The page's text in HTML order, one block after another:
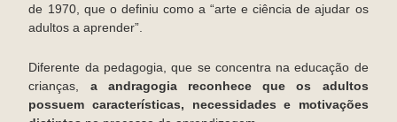
de 1970, que o definiu como a “arte e ciência de ajudar os
adultos a aprender”.
Diferente da pedagogia, que se concentra na educação de
crianças, a andragogia reconhece que os adultos
possuem características, necessidades e motivações